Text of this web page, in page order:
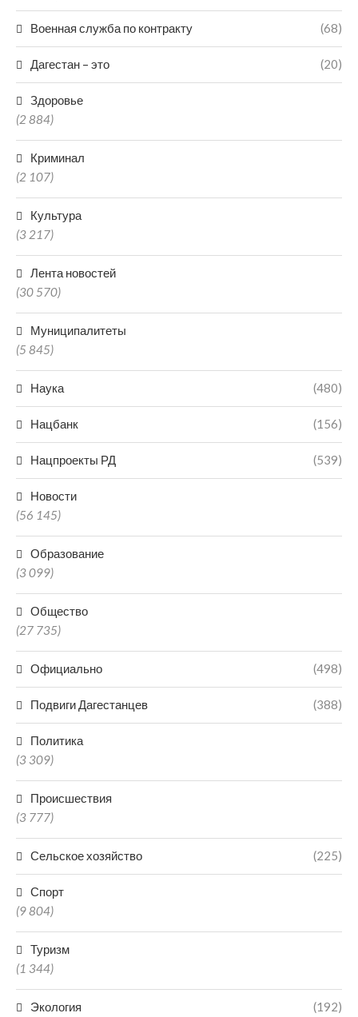
Военная служба по контракту (68)
Дагестан – это (20)
Здоровье
(2 884)
Криминал
(2 107)
Культура
(3 217)
Лента новостей
(30 570)
Муниципалитеты
(5 845)
Наука (480)
Нацбанк (156)
Нацпроекты РД (539)
Новости
(56 145)
Образование
(3 099)
Общество
(27 735)
Официально (498)
Подвиги Дагестанцев (388)
Политика
(3 309)
Происшествия
(3 777)
Сельское хозяйство (225)
Спорт
(9 804)
Туризм
(1 344)
Экология (192)